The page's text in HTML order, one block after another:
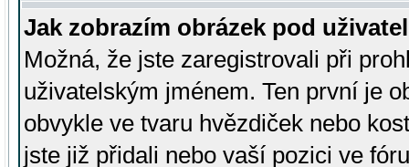
Jak zobrazím obrázek pod
Možná, že jste zaregistrovali při
uživatelským jménem. Ten první je
obvykle ve tvaru hvězdiček nebo
jste již přidali nebo vaší pozici ve